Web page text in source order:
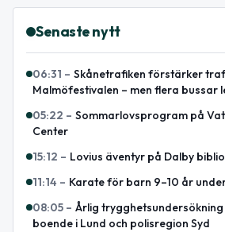
Senaste nytt
06:31 – Skånetrafiken förstärker
Malmöfestivalen – men flera bussar
05:22 – Sommarlovsprogram på
Center
15:12 – Lovius äventyr på Dalby
11:14 – Karate för barn 9–10 år
08:05 – Årlig trygghetsundersökning
boende i Lund och polisregion Syd